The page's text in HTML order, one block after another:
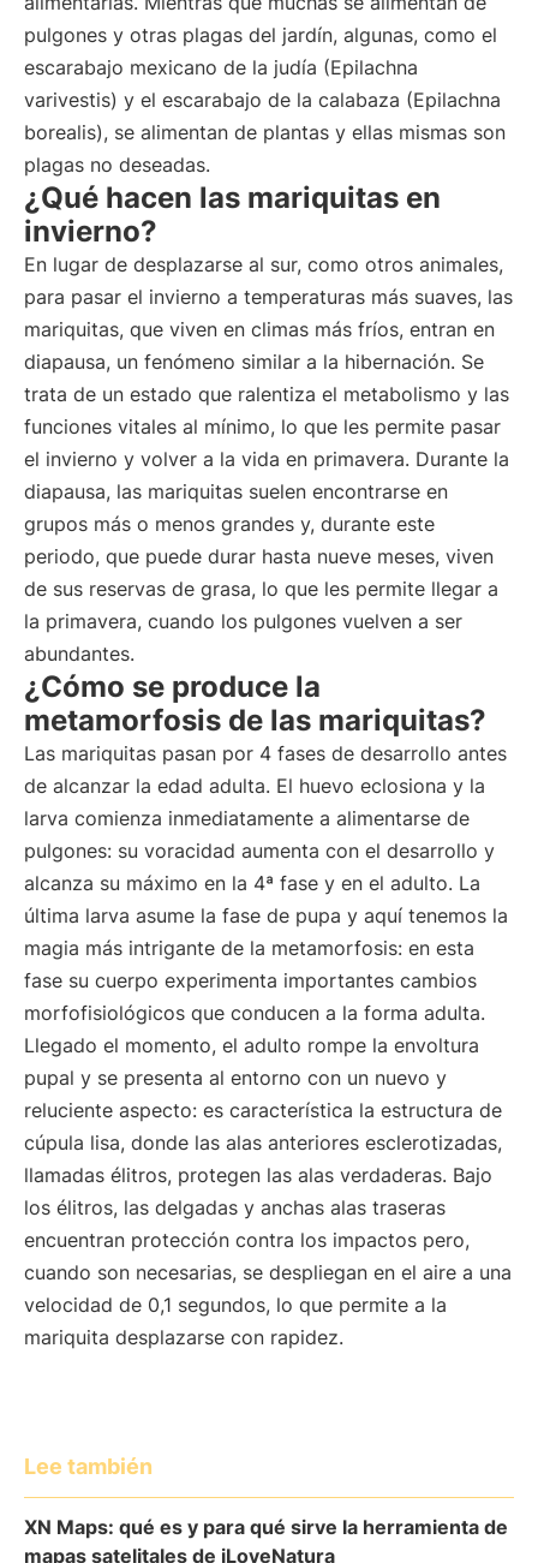
pulgones y otras plagas del jardín, algunas, como el
escarabajo mexicano de la judía (Epilachna
varivestis) y el escarabajo de la calabaza (Epilachna
borealis), se alimentan de plantas y ellas mismas son
plagas no deseadas.
¿Qué hacen las mariquitas en
invierno?
En lugar de desplazarse al sur, como otros animales,
para pasar el invierno a temperaturas más suaves, las
mariquitas, que viven en climas más fríos, entran en
diapausa, un fenómeno similar a la hibernación. Se
trata de un estado que ralentiza el metabolismo y las
funciones vitales al mínimo, lo que les permite pasar
el invierno y volver a la vida en primavera. Durante la
diapausa, las mariquitas suelen encontrarse en
grupos más o menos grandes y, durante este
periodo, que puede durar hasta nueve meses, viven
de sus reservas de grasa, lo que les permite llegar a
la primavera, cuando los pulgones vuelven a ser
abundantes.
¿Cómo se produce la
metamorfosis de las mariquitas?
Las mariquitas pasan por 4 fases de desarrollo antes
de alcanzar la edad adulta. El huevo eclosiona y la
larva comienza inmediatamente a alimentarse de
pulgones: su voracidad aumenta con el desarrollo y
alcanza su máximo en la 4ª fase y en el adulto. La
última larva asume la fase de pupa y aquí tenemos la
magia más intrigante de la metamorfosis: en esta
fase su cuerpo experimenta importantes cambios
morfofisiológicos que conducen a la forma adulta.
Llegado el momento, el adulto rompe la envoltura
pupal y se presenta al entorno con un nuevo y
reluciente aspecto: es característica la estructura de
cúpula lisa, donde las alas anteriores esclerotizadas,
llamadas élitros, protegen las alas verdaderas. Bajo
los élitros, las delgadas y anchas alas traseras
encuentran protección contra los impactos pero,
cuando son necesarias, se despliegan en el aire a una
velocidad de 0,1 segundos, lo que permite a la
mariquita desplazarse con rapidez.
Lee también
XN Maps: qué es y para qué sirve la herramienta de
mapas satelitales de iLoveNatura